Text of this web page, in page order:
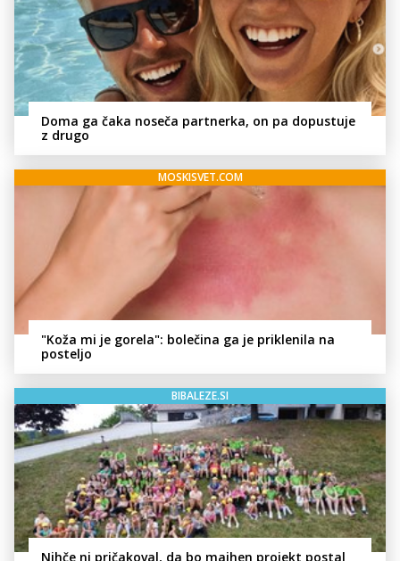
Doma ga čaka noseča partnerka, on pa dopustuje
z drugo
MOSKISVET.COM
"Koža mi je gorela": bolečina ga je priklenila na
posteljo
BIBALEZE.SI
Nihče ni pričakoval, da bo majhen projekt postal